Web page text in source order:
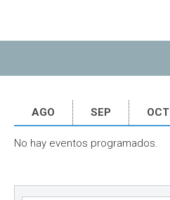
AGO SEP OCT
No hay eventos programados.